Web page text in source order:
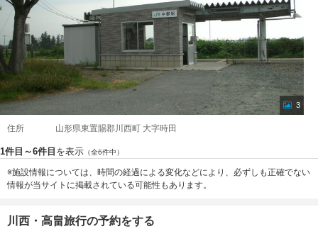
3
住所 山形県東置賜郡川西町 大字時田
1件目～6件目 を表示 （全6件中）
※施設情報については、時間の経過による変化などにより、必ずしも正確でない
情報が当サイトに掲載されている可能性もあります。
川西・高畠旅行の予約をする